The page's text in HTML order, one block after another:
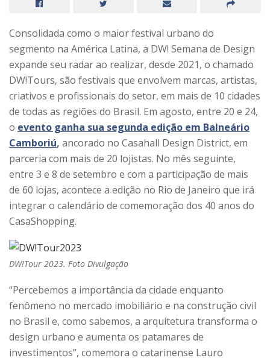
Consolidada como o maior festival urbano do
segmento na América Latina, a DW! Semana de Design
expande seu radar ao realizar, desde 2021, o chamado
DW!Tours, são festivais que envolvem marcas, artistas,
criativos e profissionais do setor, em mais de 10 cidades
de todas as regiões do Brasil. Em agosto, entre 20 e 24,
o evento ganha sua segunda edição em Balneário
Camboriú, ancorado no Casahall Design District, em
parceria com mais de 20 lojistas. No mês seguinte,
entre 3 e 8 de setembro e com a participação de mais
de 60 lojas, acontece a edição no Rio de Janeiro que irá
integrar o calendário de comemoração dos 40 anos do
CasaShopping.
DW!Tour 2023. Foto Divulgação
“Percebemos a importância da cidade enquanto
fenômeno no mercado imobiliário e na construção civil
no Brasil e, como sabemos, a arquitetura transforma o
design urbano e aumenta os patamares de
investimentos”, comemora o catarinense Lauro